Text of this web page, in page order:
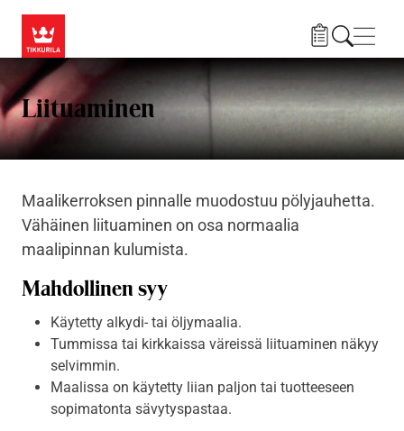
Liituaminen
Maalikerroksen pinnalle muodostuu pölyjauhetta.
Vähäinen liituaminen on osa normaalia
maalipinnan kulumista.
Mahdollinen syy
Käytetty alkydi- tai öljymaalia.
Tummissa tai kirkkaissa väreissä liituaminen näkyy
selvimmin.
Maalissa on käytetty liian paljon tai tuotteeseen
sopimatonta sävytyspastaa.